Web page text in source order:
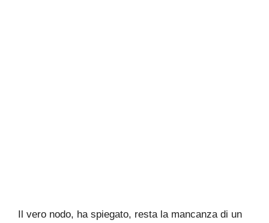
Il vero nodo, ha spiegato, resta la mancanza di un